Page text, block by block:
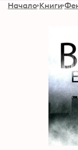
Начало Книги